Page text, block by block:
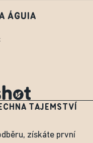
ÁGUIA
TAJEMSTVÍ
získáte první